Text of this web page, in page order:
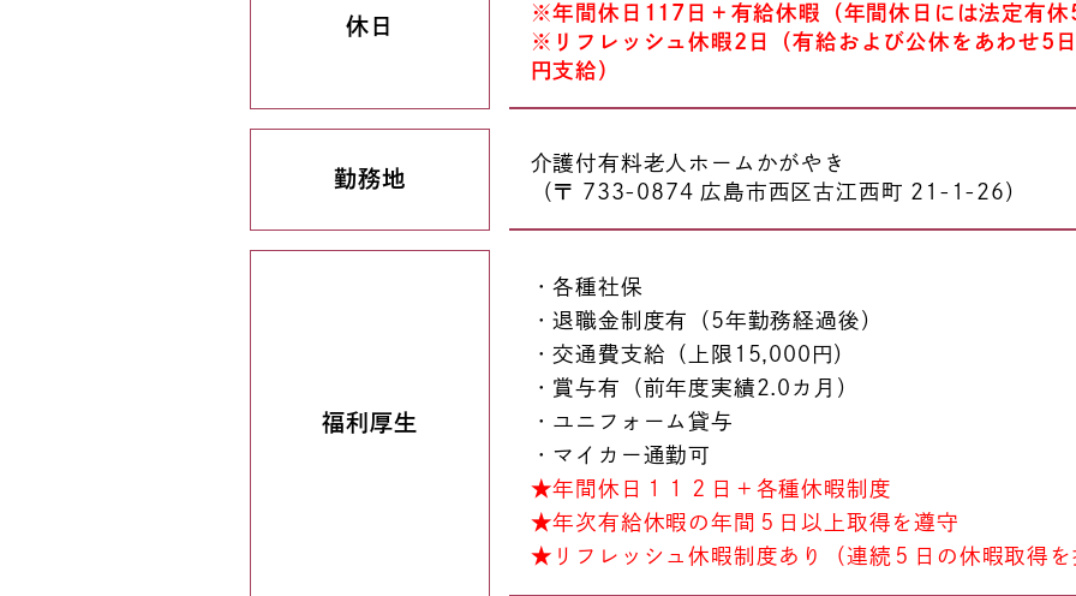
休日
※年間休日117日＋有給休暇（年間休日には法定有休
※リフレッシュ休暇2日（有給および公休をあわせ5
円支給）
勤務地
介護付有料老人ホームかがやき
（〒 733-0874 広島市西区古江西町 21-1-26）
福利厚生
・各種社保
・退職金制度有（5年勤務経過後）
・交通費支給（上限15,000円）
・賞与有（前年度実績2.0カ月）
・ユニフォーム貸与
・マイカー通勤可
★年間休日１１２日＋各種休暇制度
★年次有給休暇の年間５日以上取得を遵守
★リフレッシュ休暇制度あり（連続５日の休暇取得を